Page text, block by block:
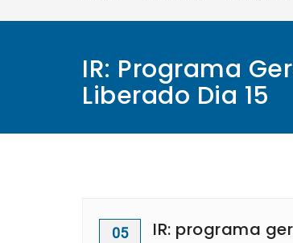
IR: Programa
Liberado Dia 15
05 IR: programa